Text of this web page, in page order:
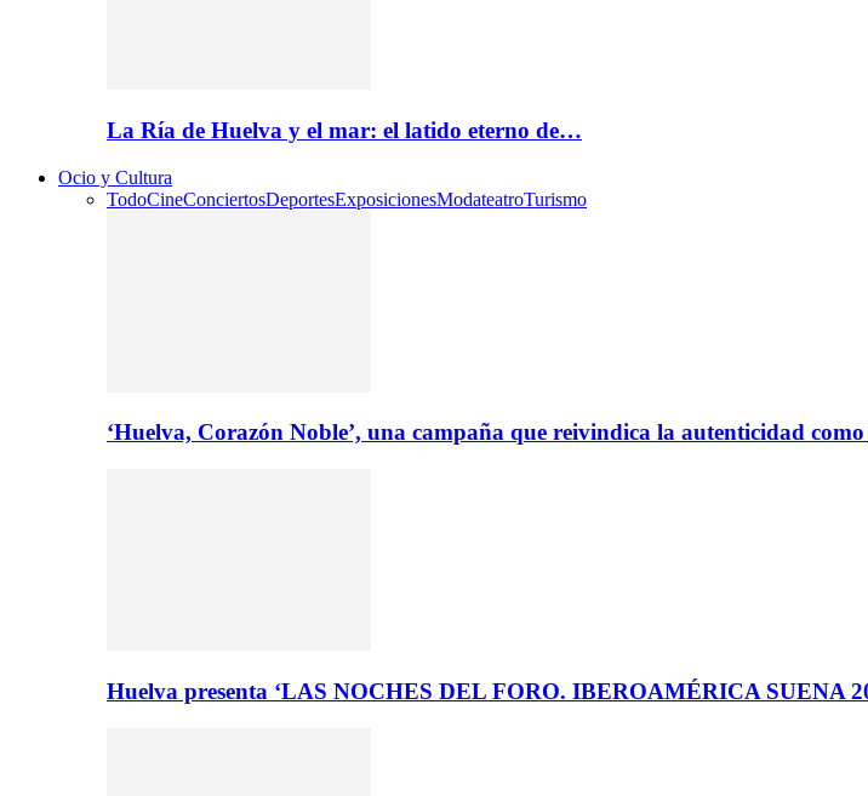
La Ría de Huelva y el mar: el latido eterno de…
Ocio y Cultura
TodoCineConciertosDeportesExposicionesModateatroTurismo
‘Huelva, Corazón Noble’, una campaña que reivindica la autenticidad
Huelva presenta ‘LAS NOCHES DEL FORO. IBEROAMÉRICA SUENA